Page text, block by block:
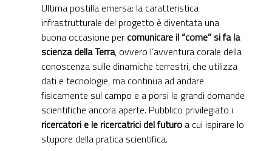
Ultima postilla emersa: la caratteristica
infrastrutturale del progetto è diventata una
buona occasione per comunicare il “come” si fa la
scienza della Terra, ovvero l’avventura corale della
conoscenza sulle dinamiche terrestri, che utilizza
dati e tecnologie, ma continua ad andare
fisicamente sul campo e a porsi le grandi domande
scientifiche ancora aperte. Pubblico privilegiato i
ricercatori e le ricercatrici del futuro a cui ispirare lo
stupore della pratica scientifica.